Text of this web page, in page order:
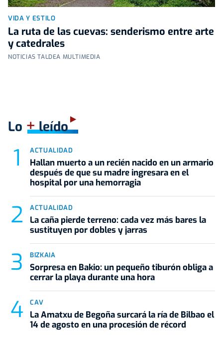
VIDA Y ESTILO
La ruta de las cuevas: senderismo entre arte
y catedrales
NOTICIAS TALDEA MULTIMEDIA
Lo +leído
ACTUALIDAD
Hallan muerto a un recién nacido en un armario
después de que su madre ingresara en el
hospital por una hemorragia
ACTUALIDAD
La caña pierde terreno: cada vez más bares la
sustituyen por dobles y jarras
BIZKAIA
Sorpresa en Bakio: un pequeño tiburón obliga a
cerrar la playa durante una hora
CAV
La Amatxu de Begoña surcará la ría de Bilbao el
14 de agosto en una procesión de récord